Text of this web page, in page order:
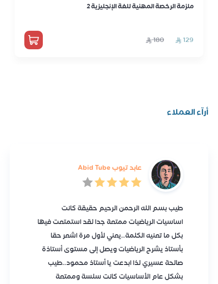
ملزمة الرخصة المهنية للغة الإنجليزية 2
أرآء العملاء
عابد تيوب Abid Tube
طيب بسم الله الرحمن الرحيم حقيقة كانت
اساسيات الرياضيات ممتعة جدا لقد استمتعت فيها
بكل ما تعنيه الكلمة..يعني لأول مرة اشعر حقا
بأستاذ يشرح الرياضيات ويصل إلى مستوى أستاذة
صالحة عسيري لذا ابدعت يا أستاذ محمود..طيب
بشكل عام الأساسيات كانت سلسة وممتعة